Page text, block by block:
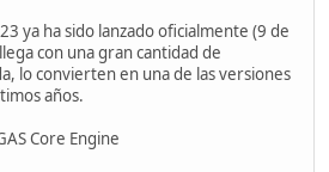
ya ha sido lanzado oficialmente (9 de
con una gran cantidad de
lo convierten en una de las versiones
años.
Core Engine